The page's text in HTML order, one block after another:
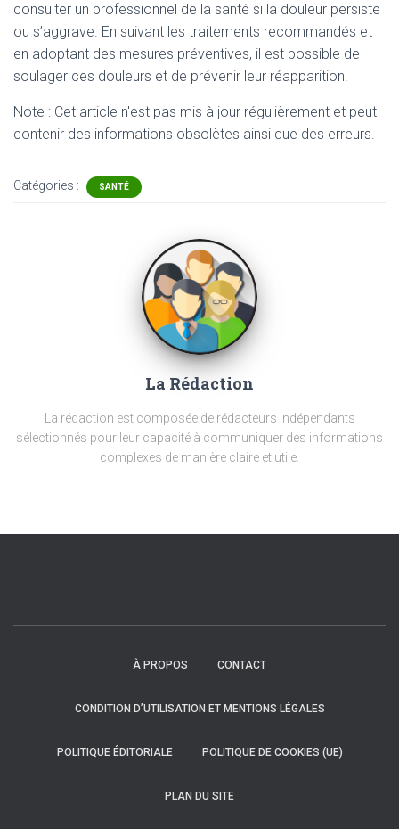
consulter un professionnel de la santé si la douleur persiste
ou s’aggrave. En suivant les traitements recommandés et
en adoptant des mesures préventives, il est possible de
soulager ces douleurs et de prévenir leur réapparition.
Note : Cet article n'est pas mis à jour régulièrement et peut
contenir des informations obsolètes ainsi que des erreurs.
Catégories : SANTÉ
La Rédaction
La rédaction est composée de rédacteurs indépendants
sélectionnés pour leur capacité à communiquer des informations
complexes de manière claire et utile.
À PROPOS CONTACT
CONDITION D’UTILISATION ET MENTIONS LÉGALES
POLITIQUE ÉDITORIALE POLITIQUE DE COOKIES (UE)
PLAN DU SITE